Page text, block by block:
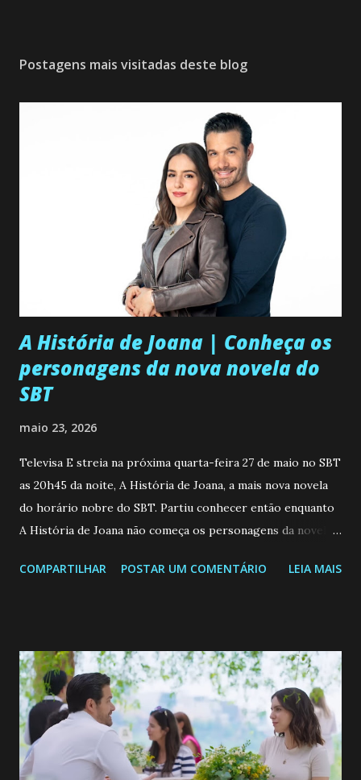
Postagens mais visitadas deste blog
A História de Joana | Conheça os
personagens da nova novela do
SBT
maio 23, 2026
Televisa E streia na próxima quarta-feira 27 de maio no SBT
as 20h45 da noite, A História de Joana, a mais nova novela
do horário nobre do SBT. Partiu conhecer então enquanto
A História de Joana não começa os personagens da novela?
de 25/05/26 a 31/05/26 JOANA GUADALUPE (Camila
permanecer virgem até encontrar o homem que realmente
ama, o que não é fácil, já que dedica todas as suas energias a
se aprimorar, trabalhando, estudando e se orgulhando de
ser a primeira mulher da família a ingressar na
universidade. Ela tem uma personalidade muito alegre, é
COMPARTILHAR POSTAR UM COMENTÁRIO LEIA MAIS